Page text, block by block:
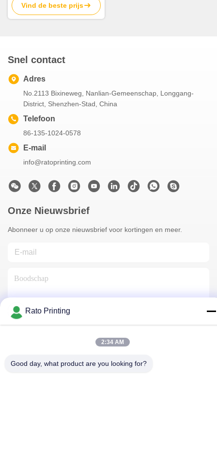
van Productzakken Zakken
Vind de beste prijs
Snel contact
Adres
No.2113 Bixineweg, Nanlian-Gemeenschap, Longgang-
District, Shenzhen-Stad, China
Telefoon
86-135-1024-0578
E-mail
info@ratoprinting.com
Onze Nieuwsbrief
Abonneer u op onze nieuwsbrief voor kortingen en meer.
Rato Printing
2:34 AM
Good day, what product are you looking for?